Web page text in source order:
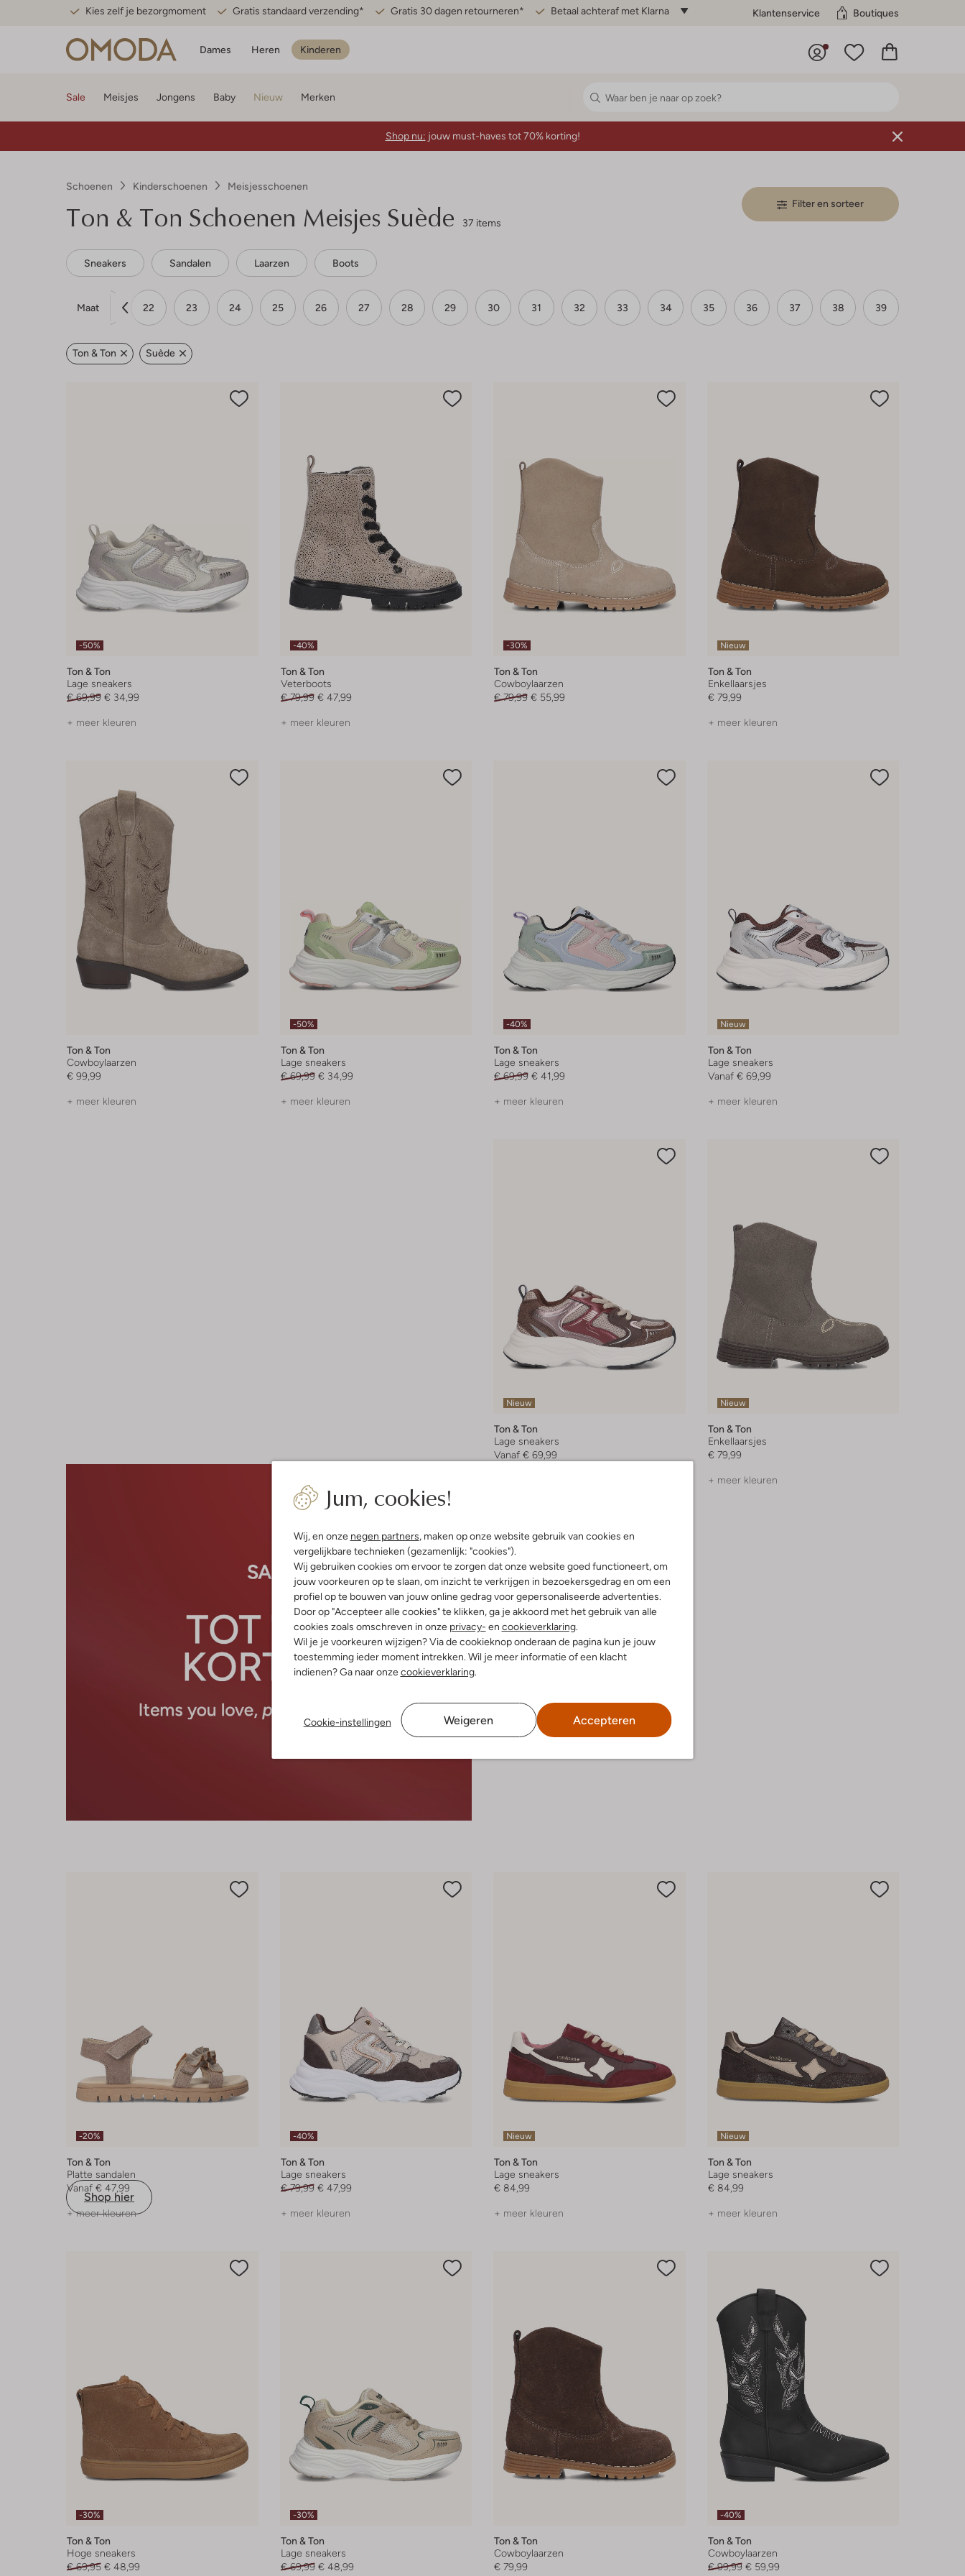
Kies zelf je bezorgmoment Gratis standaard verzending* Gratis 30 dagen retourneren* Betaal achteraf met Klarna Klantenservice Boutiques
Dames Heren Kinderen
Jum, cookies!
Wij, en onze negen partners, maken op onze website gebruik van cookies en
vergelijkbare technieken (gezamenlijk: "cookies").
Wij gebruiken cookies om ervoor te zorgen dat onze website goed functioneert, om
jouw voorkeuren op te slaan, om inzicht te verkrijgen in bezoekersgedrag en om een
profiel op te bouwen van jouw online gedrag voor gepersonaliseerde advertenties.
Door op "Accepteer alle cookies" te klikken, ga je akkoord met het gebruik van alle
cookies zoals omschreven in onze privacy- en cookieverklaring.
Wil je je voorkeuren wijzigen? Via de cookieknop onderaan de pagina kun je jouw
toestemming ieder moment intrekken. Wil je meer informatie of een klacht
indienen? Ga naar onzecookieverklaring.
Cookie-instellingen Weigeren Accepteren
Sale Meisjes Jongens Baby Nieuw Merken
Shop nu: jouw must-haves tot 70% korting!
Schoenen Kinderschoenen Meisjesschoenen
Ton & Ton Schoenen Meisjes Suède 37 items
Filter en sorteer
Sneakers Sandalen Laarzen Boots
Maat 22 23 24 25 26 27 28 29 30 31 32 33 34 35 36 37 38 39
Ton & Ton Suède
-50%
Ton & Ton
Lage sneakers
€ 69,99 € 34,99
+ meer kleuren
-40%
Ton & Ton
Veterboots
€ 79,99 € 47,99
+ meer kleuren
-30%
Ton & Ton
Cowboylaarzen
€ 79,99 € 55,99
Nieuw
Ton & Ton
Enkellaarsjes
€ 79,99
+ meer kleuren
Ton & Ton
Cowboylaarzen
€ 99,99
+ meer kleuren
-50%
Ton & Ton
Lage sneakers
€ 69,99 € 34,99
+ meer kleuren
-40%
Ton & Ton
Lage sneakers
€ 69,99 € 41,99
+ meer kleuren
Nieuw
Ton & Ton
Lage sneakers
Vanaf € 69,99
+ meer kleuren
Shop hier
Nieuw
Ton & Ton
Lage sneakers
Vanaf € 69,99
Nieuw
Ton & Ton
Enkellaarsjes
€ 79,99
+ meer kleuren
-20%
Ton & Ton
Platte sandalen
Vanaf € 47,99
+ meer kleuren
-40%
Ton & Ton
Lage sneakers
€ 79,99 € 47,99
+ meer kleuren
Nieuw
Ton & Ton
Lage sneakers
€ 84,99
+ meer kleuren
Nieuw
Ton & Ton
Lage sneakers
€ 84,99
+ meer kleuren
-30%
Ton & Ton
Hoge sneakers
€ 69,95 € 48,99
-30%
Ton & Ton
Lage sneakers
€ 69,99 € 48,99
Ton & Ton
Cowboylaarzen
€ 79,99
-40%
Ton & Ton
Cowboylaarzen
€ 99,99 € 59,99